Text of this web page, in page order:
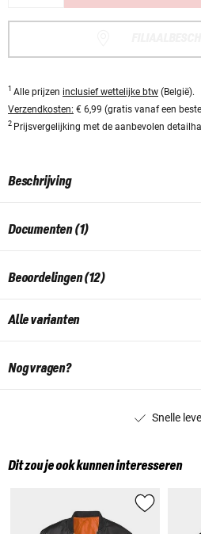
1 Alle prijzen inclusief wettelijke btw (België).
Verzendkosten: € 6,99 (gratis vanaf een
2 Prijsvergelijking met de aanbevolen
Beschrijving
Documenten (1)
Beoordelingen (12)
Alle varianten
Nog vragen?
Snelle
Dit zou je ook kunnen interesseren